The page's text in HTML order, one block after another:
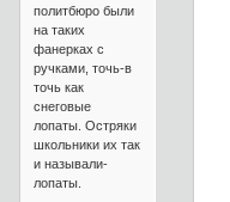
политбюро были
на таких
фанерках с
ручками, точь-в
точь как
снеговые
лопаты. Остряки
школьники их так
и называли-
лопаты.